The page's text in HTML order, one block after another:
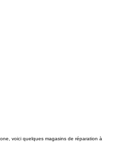
voici quelques magasins de réparation à